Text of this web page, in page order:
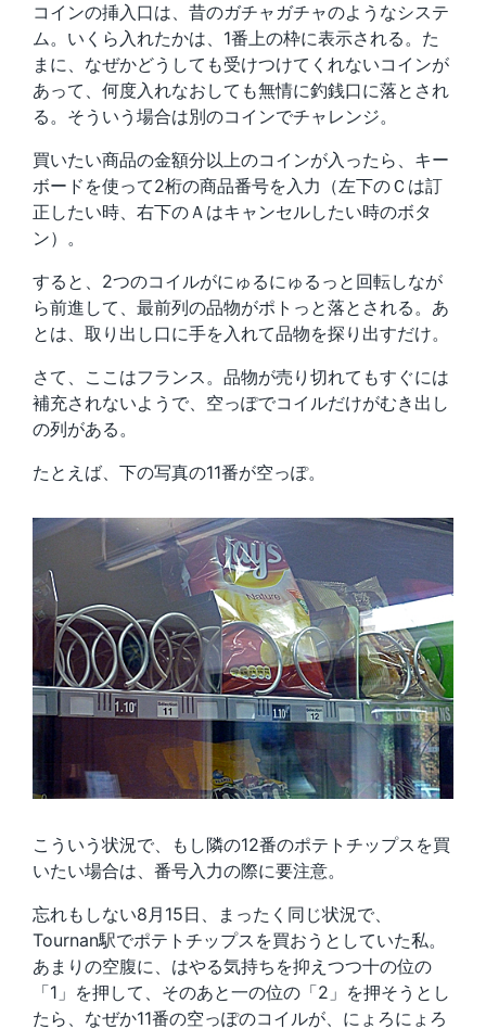
コインの挿入口は、昔のガチャガチャのようなシステ
ム。いくら入れたかは、1番上の枠に表示される。た
まに、なぜかどうしても受けつけてくれないコインが
あって、何度入れなおしても無情に釣銭口に落とされ
る。そういう場合は別のコインでチャレンジ。
買いたい商品の金額分以上のコインが入ったら、キー
ボードを使って2桁の商品番号を入力（左下のＣは訂
正したい時、右下のＡはキャンセルしたい時のボタ
ン）。
すると、2つのコイルがにゅるにゅるっと回転しなが
ら前進して、最前列の品物がポトっと落とされる。あ
とは、取り出し口に手を入れて品物を探り出すだけ。
さて、ここはフランス。品物が売り切れてもすぐには
補充されないようで、空っぽでコイルだけがむき出し
の列がある。
たとえば、下の写真の11番が空っぽ。
こういう状況で、もし隣の12番のポテトチップスを買
いたい場合は、番号入力の際に要注意。
忘れもしない8月15日、まったく同じ状況で、
Tournan駅でポテトチップスを買おうとしていた私。
あまりの空腹に、はやる気持ちを抑えつつ十の位の
「1」を押して、そのあと一の位の「2」を押そうとし
たら、なぜか11番の空っぽのコイルが、にょろにょろ